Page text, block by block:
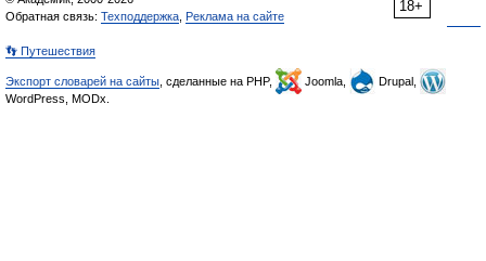
18+
Обратная связь: Техподдержка Реклама на сайте
👣 Путешествия
Экспорт словарей на сайты , сделанные на PHP, Joomla,
Drupal,
WordPress, MODx.